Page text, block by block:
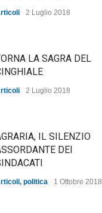
2 Luglio 2018
LA SAGRA DEL
2 Luglio 2018
IL SILENZIO
DEI
, politica 1 Ottobre 2018